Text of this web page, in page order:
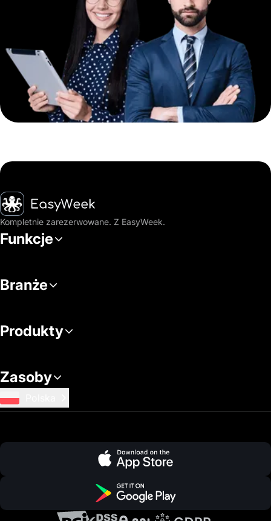
Strona główna
Kompletnie zarezerwowane. Z EasyWeek.
Funkcje
Branże
Produkty
Zasoby